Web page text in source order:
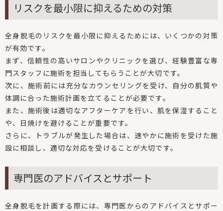
リスクを最小限に抑えるための対策
全身脱毛のリスクを最小限に抑えるためには、いくつかの対策
が有効です。
まず、信頼性の高いサロンやクリニックを選び、経験豊富な専
門スタッフに施術を担当してもらうことが大切です。
次に、施術前には充分なカウンセリングを受け、自分の肌質や
体調に合った施術計画を立てることが必要です。
また、施術後は適切なアフターケアを行い、肌を保湿すること
や、日焼けを避けることが重要です。
さらに、トラブルが発生した場合は、速やかに施術を受けた施
設に相談し、適切な対応を受けることが大切です。
専門医のアドバイスとサポート
全身脱毛を計画する際には、専門医からのアドバイスとサポー